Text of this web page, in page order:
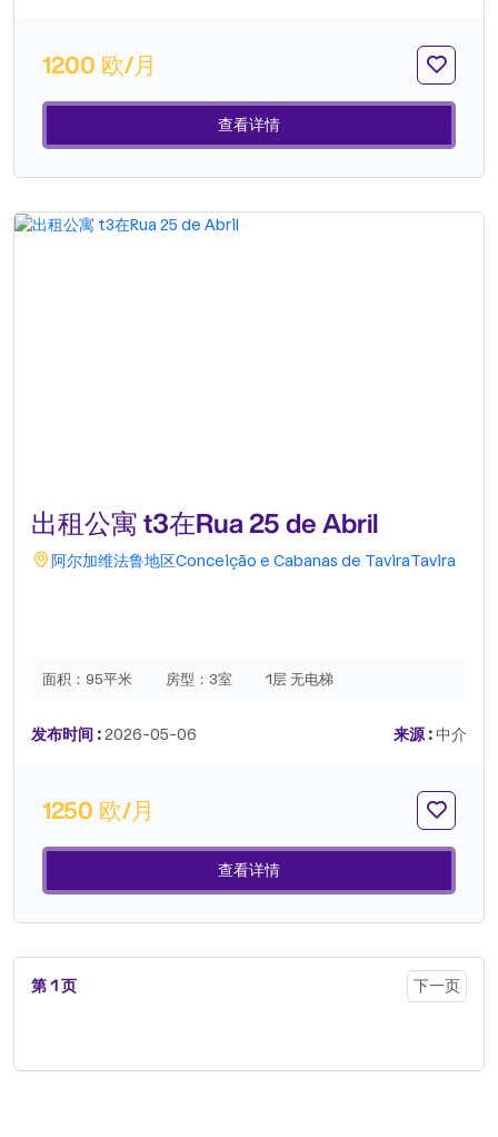
1200 欧/月
查看详情
出租公寓 t3在Rua 25 de Abril
阿尔加维法鲁地区Conceição e Cabanas de TaviraTavira
面积： 95平米 房型： 3室 1层 无电梯
发布时间 :2026-05-06 来源 :中介
1250 欧/月
查看详情
第 1 页 下一页